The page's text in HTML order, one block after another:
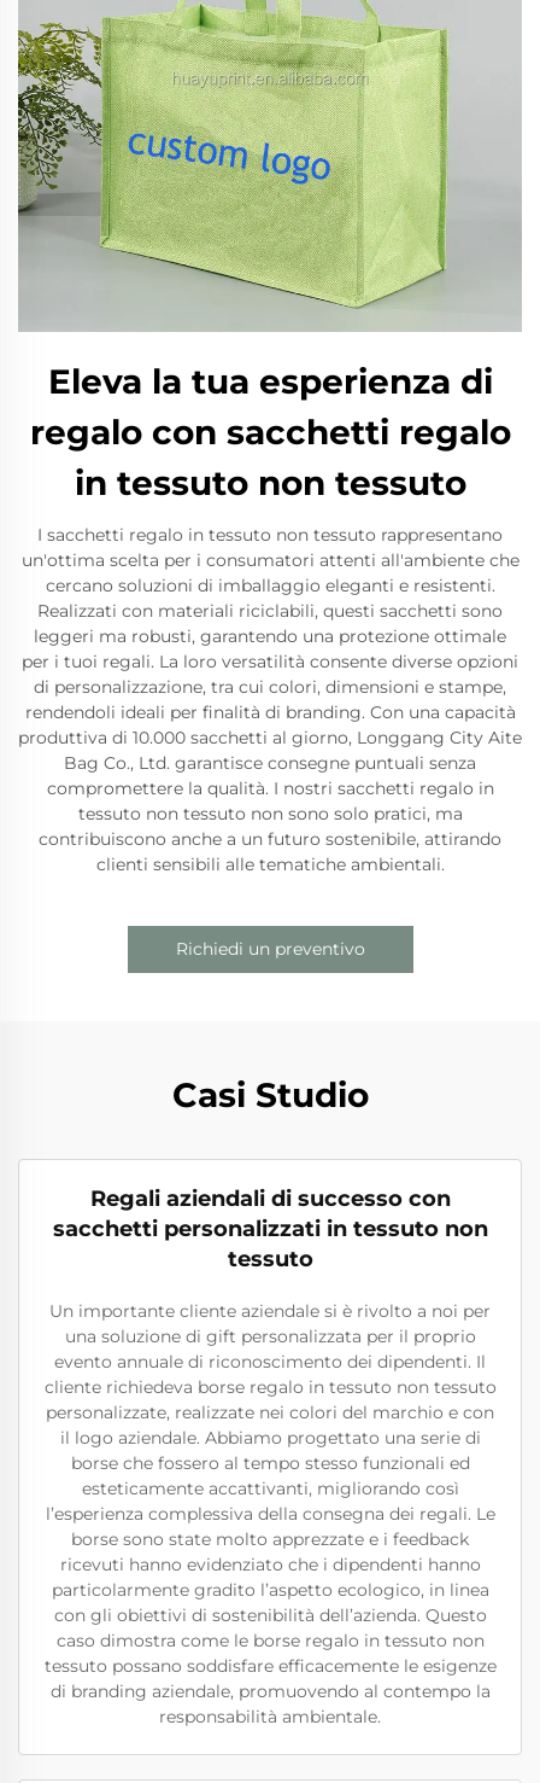
Eleva la tua esperienza di
regalo con sacchetti regalo
in tessuto non tessuto
I sacchetti regalo in tessuto non tessuto rappresentano
un'ottima scelta per i consumatori attenti all'ambiente che
cercano soluzioni di imballaggio eleganti e resistenti.
Realizzati con materiali riciclabili, questi sacchetti sono
leggeri ma robusti, garantendo una protezione ottimale
per i tuoi regali. La loro versatilità consente diverse opzioni
di personalizzazione, tra cui colori, dimensioni e stampe,
rendendoli ideali per finalità di branding. Con una capacità
produttiva di 10.000 sacchetti al giorno, Longgang City Aite
Bag Co., Ltd. garantisce consegne puntuali senza
compromettere la qualità. I nostri sacchetti regalo in
tessuto non tessuto non sono solo pratici, ma
contribuiscono anche a un futuro sostenibile, attirando
clienti sensibili alle tematiche ambientali.
Richiedi un preventivo
Casi Studio
Regali aziendali di successo con
sacchetti personalizzati in tessuto non
tessuto
Un importante cliente aziendale si è rivolto a noi per
una soluzione di gift personalizzata per il proprio
evento annuale di riconoscimento dei dipendenti. Il
cliente richiedeva borse regalo in tessuto non tessuto
personalizzate, realizzate nei colori del marchio e con
il logo aziendale. Abbiamo progettato una serie di
borse che fossero al tempo stesso funzionali ed
esteticamente accattivanti, migliorando così
l’esperienza complessiva della consegna dei regali. Le
borse sono state molto apprezzate e i feedback
ricevuti hanno evidenziato che i dipendenti hanno
particolarmente gradito l’aspetto ecologico, in linea
con gli obiettivi di sostenibilità dell’azienda. Questo
caso dimostra come le borse regalo in tessuto non
tessuto possano soddisfare efficacemente le esigenze
di branding aziendale, promuovendo al contempo la
responsabilità ambientale.